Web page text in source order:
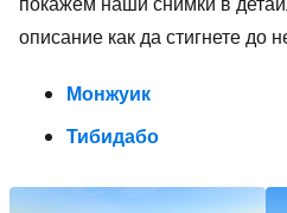
описание как да стигнете до
Монжуик
Тибидабо